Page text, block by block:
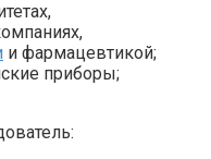
и фармацевтикой;
приборы;